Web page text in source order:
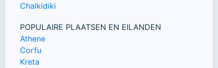
Chalkidiki
POPULAIRE PLAATSEN EN EILANDEN
Athene
Corfu
Kreta